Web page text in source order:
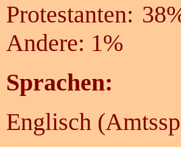
Protestanten:
Andere: 1%
Sprachen:
Englisch